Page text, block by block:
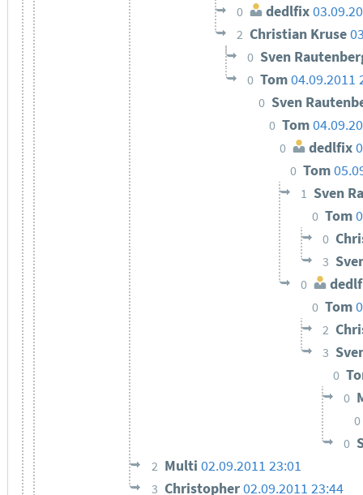
0 dedlfix
2 Christian Kruse
0 Sven
0 Tom04.09.2011
0 Sven
0 Tom
0 dedlfix
0 Tom
1 Sven
0 Tom
0
3
0
0 Tom
2
3
0
0
0
0
2 Multi 02.09.2011 23:01
3 Christopher02.09.2011 23:44